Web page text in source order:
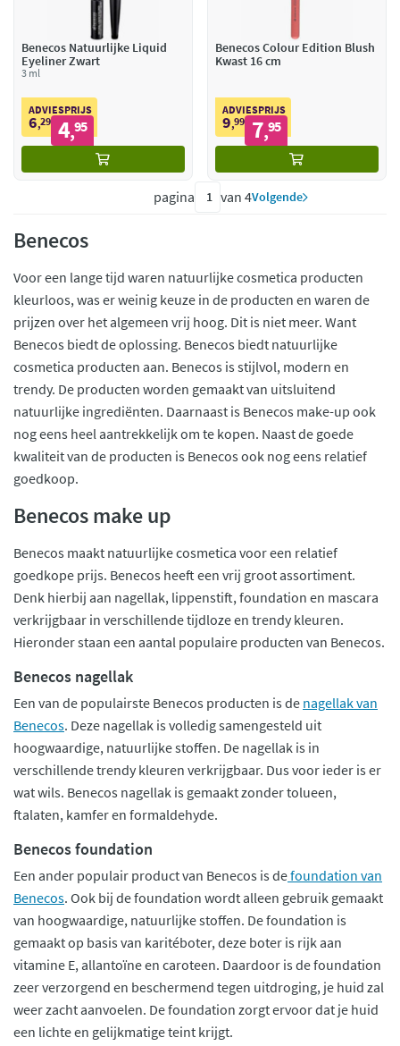
Benecos Natuurlijke Liquid
Eyeliner Zwart
3 ml
ADVIESPRIJS
6,29 4,95
Benecos Colour Edition Blush
Kwast 16 cm
ADVIESPRIJS
9,99 7,95
pagina van 4Volgende
Benecos
Voor een lange tijd waren natuurlijke cosmetica producten
kleurloos, was er weinig keuze in de producten en waren de
prijzen over het algemeen vrij hoog. Dit is niet meer. Want
Benecos biedt de oplossing. Benecos biedt natuurlijke
cosmetica producten aan. Benecos is stijlvol, modern en
trendy. De producten worden gemaakt van uitsluitend
natuurlijke ingrediënten. Daarnaast is Benecos make-up ook
nog eens heel aantrekkelijk om te kopen. Naast de goede
kwaliteit van de producten is Benecos ook nog eens relatief
goedkoop.
Benecos make up
Benecos maakt natuurlijke cosmetica voor een relatief
goedkope prijs. Benecos heeft een vrij groot assortiment.
Denk hierbij aan nagellak, lippenstift, foundation en mascara
verkrijgbaar in verschillende tijdloze en trendy kleuren.
Hieronder staan een aantal populaire producten van Benecos.
Benecos nagellak
Een van de populairste Benecos producten is de nagellak van
Benecos. Deze nagellak is volledig samengesteld uit
hoogwaardige, natuurlijke stoffen. De nagellak is in
verschillende trendy kleuren verkrijgbaar. Dus voor ieder is er
wat wils. Benecos nagellak is gemaakt zonder tolueen,
ftalaten, kamfer en formaldehyde.
Benecos foundation
Een ander populair product van Benecos is defoundation van
Benecos. Ook bij de foundation wordt alleen gebruik gemaakt
van hoogwaardige, natuurlijke stoffen. De foundation is
gemaakt op basis van karitéboter, deze boter is rijk aan
vitamine E, allantoïne en caroteen. Daardoor is de foundation
zeer verzorgend en beschermend tegen uitdroging, je huid zal
weer zacht aanvoelen. De foundation zorgt ervoor dat je huid
een lichte en gelijkmatige teint krijgt.